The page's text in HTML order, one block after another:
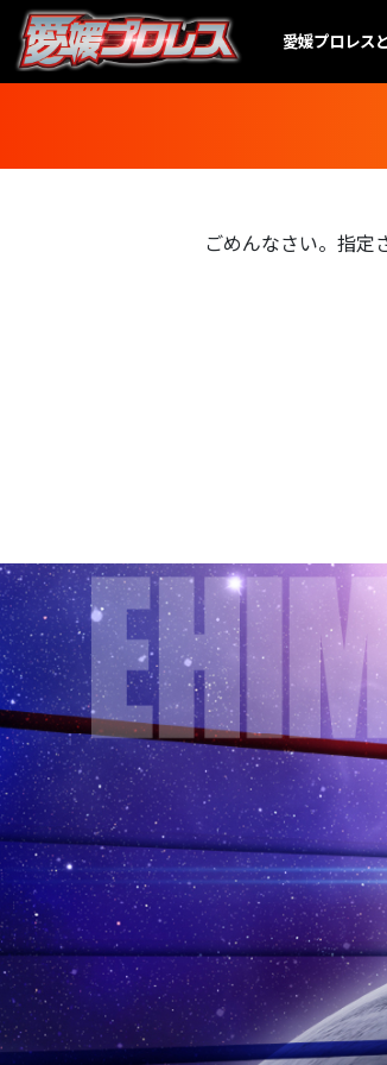
愛媛プロレス
ごめんなさい。指定